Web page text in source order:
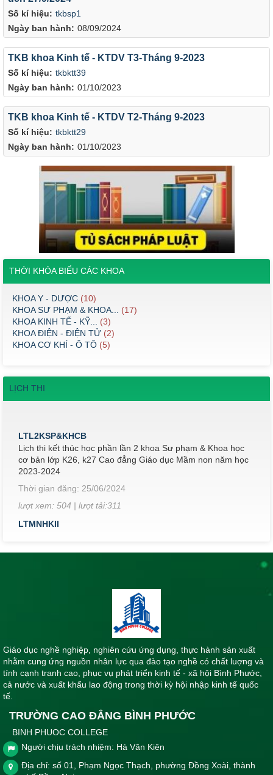
Số kí hiệu: tkbsp1
Ngày ban hành: 08/09/2024
Số kí hiệu: tkbktt39
Ngày ban hành: 01/10/2023
TKB khoa Kinh tế - KTDV T3-Tháng 9-2023
Số kí hiệu: tkbktt29
Ngày ban hành: 01/10/2023
TKB khoa Kinh tế - KTDV T2-Tháng 9-2023
THỜI KHÓA BIỂU CÁC KHOA
KHOA Y - DƯỢC (10)
KHOA SƯ PHẠM & KHOA...
(17)
KHOA KINH TẾ - KỸ...
(3)
KHOA ĐIỆN - ĐIỆN TỬ (2)
KHOA CƠ KHÍ - Ô TÔ (5)
LỊCH THI
Lịch thi kết thúc học phần lần 2 khoa Sư phạm & Khoa học
cơ bản lớp K26, k27 Cao đẳng Giáo dục Mầm non năm học
2023-2024
học 2023-2024
lượt xem: 412 | lượt tải:273
Lịch thi kết thúc học phần Khoa Y - Dược tháng 5 năm 2024
Thời gian đăng: 10/05/2024
lượt xem: 569 | lượt tải:353
LTKTHPKN 5/2024
Lịch thi kết thúc học phần khối nghề học kì II tháng 5 năm
Thời gian đăng: 10/05/2024
lượt xem: 440 | lượt tải:292
lthiYD12
Lịch thi kết thúc môn Khoa Y - Dược tháng 12 năm học
2023-2024
Giáo dục nghề nghiệp, nghiên cứu ứng dụng, thực hành sản xuất
nhằm cung ứng nguồn nhân lực qua đào tạo nghề có chất luợng và
tính cạnh tranh cao, phục vụ phát triển kinh tế - xã hội Bình Phước,
cả nước và xuất khẩu lao động trong thời kỳ hội nhập kinh tế quốc
tế.
TRƯỜNG CAO ĐẲNG BÌNH PHƯỚC
BINH PHUOC COLLEGE
Người chịu trách nhiệm: Hà Văn Kiên
Địa chỉ: số 01, Phạm Ngọc Thạch, phường Đồng Xoài, thành